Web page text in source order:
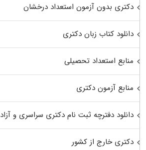
دکتری بدون آزمون استعداد درخشان
دانلود کتاب زبان دکتری
منابع استعداد تحصیلی
منابع آزمون دکتری
دانلود دفترچه ثبت نام دکتری سراسری و آزاد
دکتری خارج از کشور